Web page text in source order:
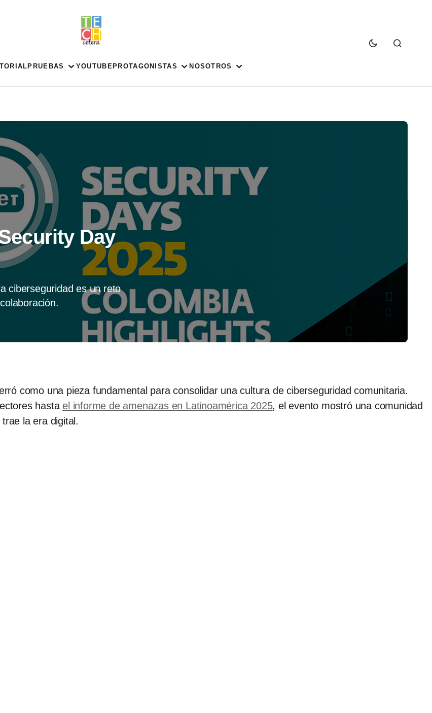
PRUEBAS YOUTUBE PROTAGONISTAS NOSOTROS
Day
ciberseguridad es un reto
como una pieza fundamental para consolidar una cultura de ciberseguridad comunitaria.
hasta el informe de amenazas en Latinoamérica 2025, el evento mostró una comunidad
la era digital.